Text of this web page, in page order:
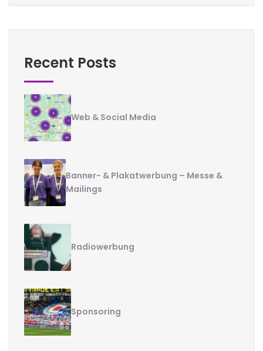
Recent Posts
Web & Social Media
Banner- & Plakatwerbung – Messe &
Mailings
Radiowerbung
Sponsoring